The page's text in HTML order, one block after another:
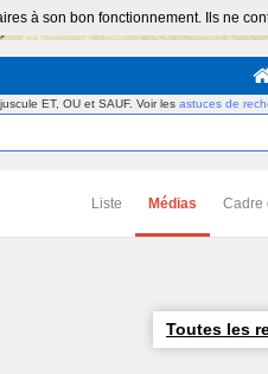
à son bon fonctionnement. Ils ne
ET, OU et SAUF. Voir les astuces de
Liste Médias Cadre
Toutes les